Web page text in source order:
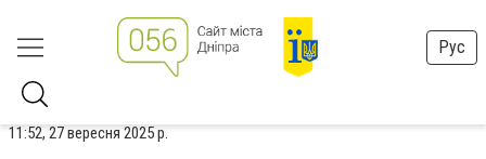
Рус
11:52, 27 вересня 2025 р.